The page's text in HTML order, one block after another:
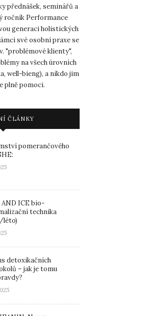
přednášek, seminářů a
ročník Performance
generaci holistických
své osobní praxe se
"problémové klienty",
na všech úrovních
well-bieng), a nikdo jim
plně pomoci.
ČLÁNKY
pomerančového
AND ICE bio-
technika
léto)
detoxikačních
– jak je tomu